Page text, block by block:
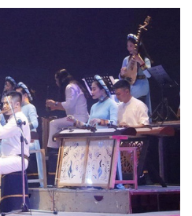
điệu âm nhạc truyền thống Việt
diễn trực tiếp bằng nhạc cụ dân